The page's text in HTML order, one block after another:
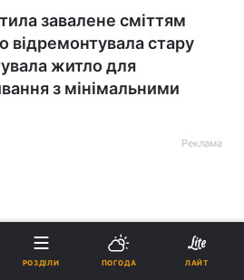
завалене сміттям
відремонтувала стару
житло для
з мінімальними
Реклама
РОЗДІЛИ ПОГОДА ЛАЙТ